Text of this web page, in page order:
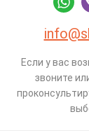
Если у вас
звоните